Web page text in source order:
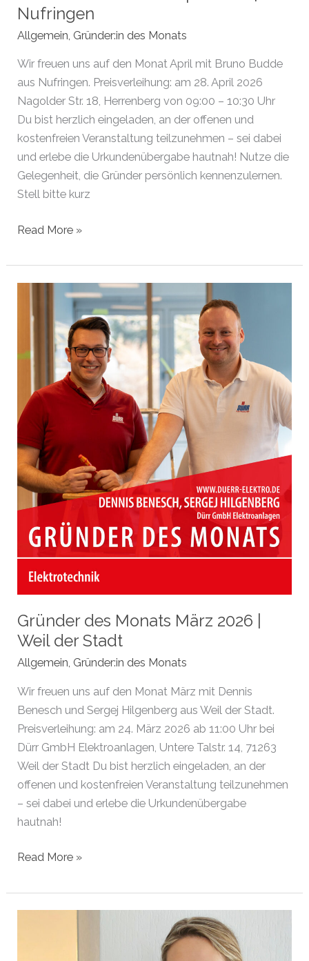
Nufringen
Allgemein Gründer:in des Monats
Wir freuen uns auf den Monat April mit Bruno Budde
aus Nufringen. Preisverleihung: am 28. April 2026
Nagolder Str. 18, Herrenberg von 09:00 – 10:30 Uhr
Du bist herzlich eingeladen, an der offenen und
kostenfreien Veranstaltung teilzunehmen – sei dabei
und erlebe die Urkundenübergabe hautnah! Nutze die
Gelegenheit, die Gründer persönlich kennenzulernen.
Stell bitte kurz
Gründer
Monats
April
Nufringen
Read More »
Gründer des Monats März 2026 |
Weil der Stadt
Allgemein, Gründer:in des Monats
Wir freuen uns auf den Monat März mit Dennis
Benesch und Sergej Hilgenberg aus Weil der Stadt.
Preisverleihung: am 24. März 2026 ab 11:00 Uhr bei
Dürr GmbH Elektroanlagen, Untere Talstr. 14, 71263
Weil der Stadt Du bist herzlich eingeladen, an der
offenen und kostenfreien Veranstaltung teilzunehmen
– sei dabei und erlebe die Urkundenübergabe
hautnah!
Gründer
Monats
März
Read More »